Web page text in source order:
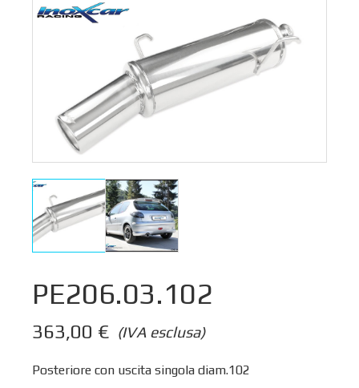
PE206.03.102
(IVA esclusa)
363,00 €
Posteriore con uscita singola diam.102